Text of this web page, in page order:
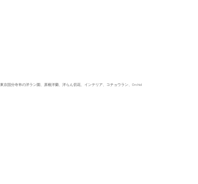
東京国分寺市の洋ラン園、原種洋蘭、洋らん切花、インテリア、コチョウラン、Orchid